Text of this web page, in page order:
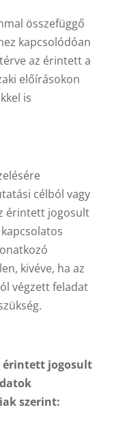
összefüggő
kapcsolódóan
az érintett a
előírásokon
is
célból vagy
érintett jogosult
kivéve, ha az
végzett feladat
érintett jogosult
szerint: